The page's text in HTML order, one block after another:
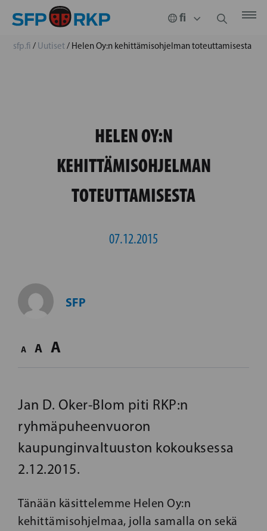
sfp.fi / Uutiset/ Helen Oy:n kehittämisohjelman toteuttamisesta
HELEN OY:N
KEHITTÄMISOHJELMAN
TOTEUTTAMISESTA
07.12.2015
SFP
A A A
Jan D. Oker-Blom piti RKP:n
ryhmäpuheenvuoron
kaupunginvaltuuston kokouksessa
2.12.2015.
Tänään käsittelemme Helen Oy:n
kehittämisohjelmaa, jolla samalla on sekä